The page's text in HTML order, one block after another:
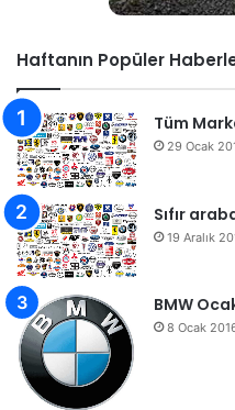
Haftanın Popüler
Tüm
29 Ocak
Sıfır
19 Aralık
BMW
8 Ocak